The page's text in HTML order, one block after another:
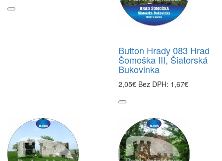
Button Hrady 083 Hrad
Šomoška III, Šiatorská
Bukovinka
2,05€ Bez DPH: 1,67€